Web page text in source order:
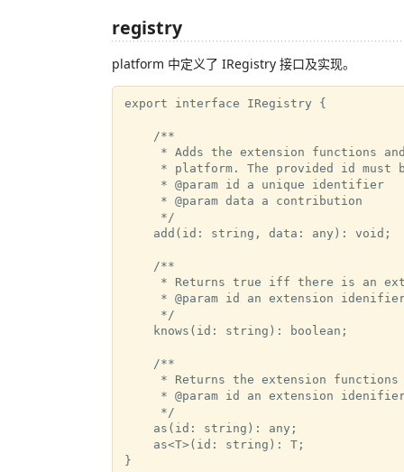
registry
platform 中定义了 IRegistry 接口及实现。
export interface IRegistry {
    /**
* Adds the extension functions
* platform. The provided id must
     * @param id a unique identifier
     * @param data a contribution
     */
    add(id: string, data: any): void;
    /**
* Returns true iff there is an
* @param id an extension
     */
    knows(id: string): boolean;
    /**
* Returns the extension
* @param id an extension
     */
    as(id: string): any;
    as<T>(id: string): T;